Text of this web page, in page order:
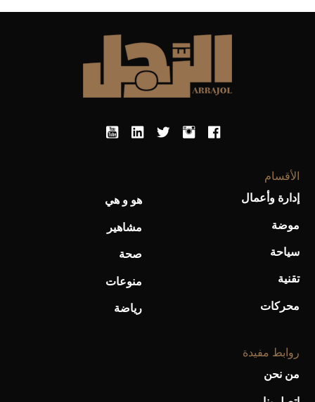
الأقسام
إدارة وأعمال
موضة
سياحة
تقنية
محركات
هو و هي
مشاهير
صحة
منوعات
رياضة
روابط مفيدة
من نحن